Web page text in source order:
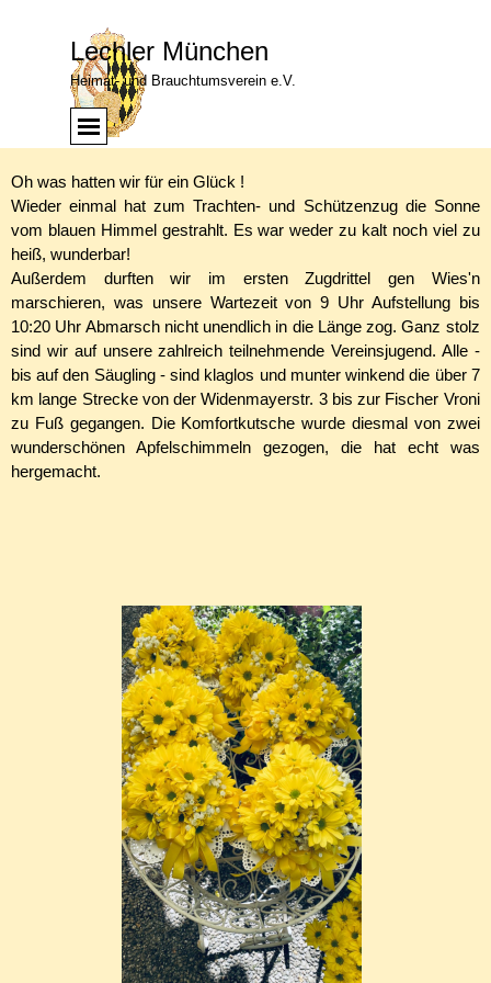
Menü
Lechler München
Heimat- und Brauchtumsverein e.V.
Menü überspringen
Oh was hatten wir für ein Glück !
Wieder einmal hat zum Trachten- und Schützenzug die Sonne
vom blauen Himmel gestrahlt. Es war weder zu kalt noch viel zu
heiß, wunderbar!
Außerdem durften wir im ersten Zugdrittel gen Wies'n
marschieren, was unsere Wartezeit von 9 Uhr Aufstellung bis
10:20 Uhr Abmarsch nicht unendlich in die Länge zog. Ganz stolz
sind wir auf unsere zahlreich teilnehmende Vereinsjugend. Alle -
bis auf den Säugling - sind klaglos und munter winkend die über 7
km lange Strecke von der Widenmayerstr. 3 bis zur Fischer Vroni
zu Fuß gegangen. Die Komfortkutsche wurde diesmal von zwei
wunderschönen Apfelschimmeln gezogen, die hat echt was
hergemacht.